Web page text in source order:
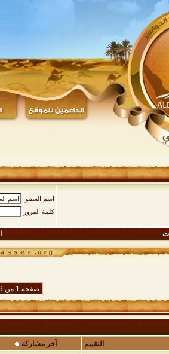
اسم العضو
كلمة المرور
صفحة 1 من 29
التقييم
آخر مشاركة